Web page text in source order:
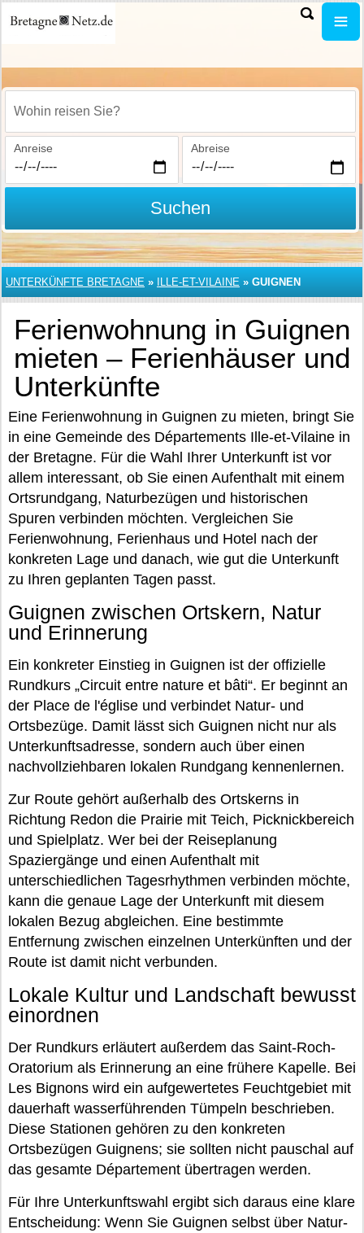
Wohin reisen Sie?
Anreise Abreise
Suchen
UNTERKÜNFTE BRETAGNE » ILLE-ET-VILAINE » GUIGNEN
Ferienwohnung in Guignen
mieten – Ferienhäuser und
Unterkünfte
Eine Ferienwohnung in Guignen zu mieten, bringt Sie
in eine Gemeinde des Départements Ille-et-Vilaine in
der Bretagne. Für die Wahl Ihrer Unterkunft ist vor
allem interessant, ob Sie einen Aufenthalt mit einem
Ortsrundgang, Naturbezügen und historischen
Spuren verbinden möchten. Vergleichen Sie
Ferienwohnung, Ferienhaus und Hotel nach der
konkreten Lage und danach, wie gut die Unterkunft
zu Ihren geplanten Tagen passt.
Guignen zwischen Ortskern, Natur
und Erinnerung
Ein konkreter Einstieg in Guignen ist der offizielle
Rundkurs „Circuit entre nature et bâti“. Er beginnt an
der Place de l'église und verbindet Natur- und
Ortsbezüge. Damit lässt sich Guignen nicht nur als
Unterkunftsadresse, sondern auch über einen
nachvollziehbaren lokalen Rundgang kennenlernen.
Zur Route gehört außerhalb des Ortskerns in
Richtung Redon die Prairie mit Teich, Picknickbereich
und Spielplatz. Wer bei der Reiseplanung
Spaziergänge und einen Aufenthalt mit
unterschiedlichen Tagesrhythmen verbinden möchte,
kann die genaue Lage der Unterkunft mit diesem
lokalen Bezug abgleichen. Eine bestimmte
Entfernung zwischen einzelnen Unterkünften und der
Route ist damit nicht verbunden.
Lokale Kultur und Landschaft bewusst
einordnen
Der Rundkurs erläutert außerdem das Saint-Roch-
Oratorium als Erinnerung an eine frühere Kapelle. Bei
Les Bignons wird ein aufgewertetes Feuchtgebiet mit
dauerhaft wasserführenden Tümpeln beschrieben.
Diese Stationen gehören zu den konkreten
Ortsbezügen Guignens; sie sollten nicht pauschal auf
das gesamte Département übertragen werden.
Für Ihre Unterkunftswahl ergibt sich daraus eine klare
Entscheidung: Wenn Sie Guignen selbst über Natur-